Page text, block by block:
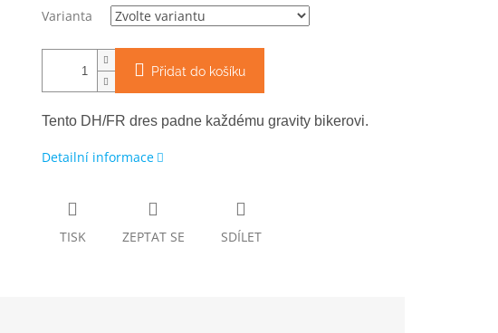
Varianta
Přidat do košíku
Tento DH/FR dres padne každému gravity bikerovi.
Detailní informace
TISK ZEPTAT SE SDÍLET